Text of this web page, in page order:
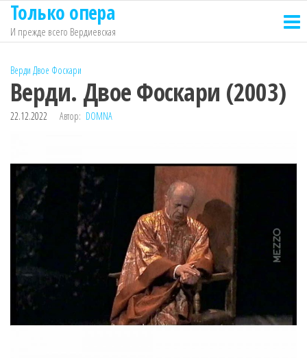
Перейти
содержимому
Только опера
И прежде всего Вердиевская
Верди Двое Фоскари
Верди. Двое Фоскари (2003)
22.12.2022 Автор: DOMNA